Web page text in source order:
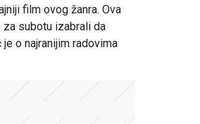
film ovog žanra. Ova
za subotu izabrali da
o najranijim radovima